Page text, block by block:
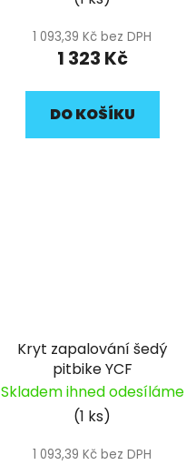
1 093,39 Kč bez DPH
1 323 Kč
DO KOŠÍKU
Kryt zapalování šedý
pitbike YCF
Skladem ihned odesíláme
(1 ks)
1 093,39 Kč bez DPH